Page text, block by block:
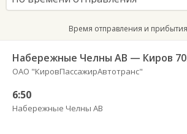
онлайнВремя отправления и
Набережные Челны АВ — Киров
ОАО "КировПассажирАвтотранс"
6:50
Набережные Челны АВ